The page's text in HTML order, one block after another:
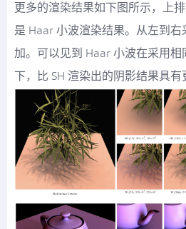
更多的渲染结果如下图所示，上
是 Haar 小波渲染结果。从左到
加。可以见到 Haar 小波在采用
下，比 SH 渲染出的阴影结果具有